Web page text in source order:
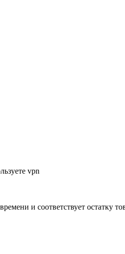
vpn
и соответствует остатку